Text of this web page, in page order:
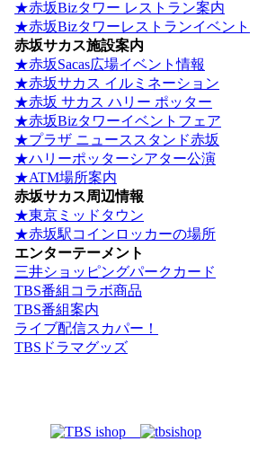
★赤坂Bizタワー レストラン案内
★赤坂Bizタワーレストランイベント
赤坂サカス施設案内
★赤坂Sacas広場イベント情報
★赤坂サカス イルミネーション
★赤坂 サカス ハリー ポッター
★赤坂Bizタワーイベントフェア
★プラザ ニューススタンド赤坂
★ハリーポッターシアター公演
★ATM場所案内
赤坂サカス周辺情報
★東京ミッドタウン
★赤坂駅コインロッカーの場所
エンターテーメント
三井ショッピングパークカード
TBS番組コラボ商品
TBS番組案内
ライブ配信スカパー！
TBSドラマグッズ